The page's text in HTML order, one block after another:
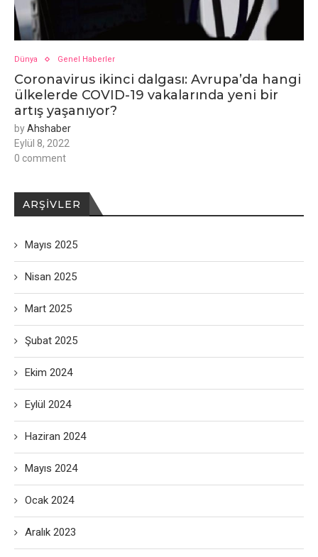
Dünya Genel Haberler
Coronavirus ikinci dalgası: Avrupa’da hangi
ülkelerde COVID-19 vakalarında yeni bir
artış yaşanıyor?
byAhshaber
Eylül 8, 2022
0 comment
ARŞIVLER
Mayıs 2025
Nisan 2025
Mart 2025
Şubat 2025
Ekim 2024
Eylül 2024
Haziran 2024
Mayıs 2024
Ocak 2024
Aralık 2023